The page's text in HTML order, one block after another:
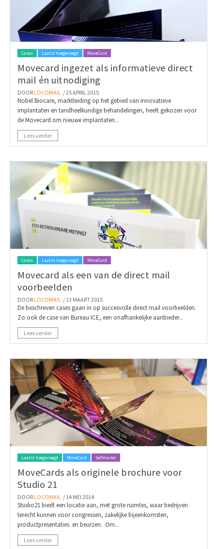
Cases Laatst toegevoegd MoveCard
Movecard ingezet als informatieve direct
mail én uitnodiging
DOOR LOCOMAIL / 25 APRIL 2015
Nobel Biocare, marktleiding op het gebied van innovatieve
implantaten en tandheelkundige behandelingen, heeft gekozen voor
de Movecard om nieuwe implantaten...
Lees verder
Cases Laatst toegevoegd MoveCard
Movecard als een van de direct mail
voorbeelden
DOOR LOCOMAIL / 13 MAART 2015
De beschreven cases gaan in op succesvolle direct mail voorbeelden.
Zo ook de case van Bureau ICE, een onafhankelijke aanbieder...
Lees verder
Laatst toegevoegd MoveCard Selfmailer
MoveCards als originele brochure voor
Studio 21
DOOR LOCOMAIL / 14 MEI 2014
Studio21 biedt een locatie aan, met grote ruimtes, waar bedrijven
terecht kunnen voor congressen, zakelijke bijeenkomsten,
productpresentaties en beurzen. Om...
Lees verder